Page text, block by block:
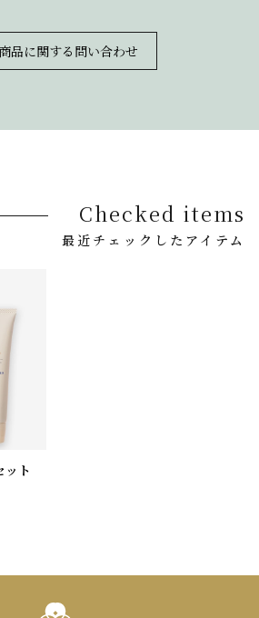
品に関する問い合わせ
Checked items
最近チェックしたアイテム
ット